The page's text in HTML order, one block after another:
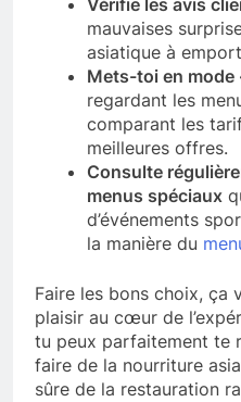
Vérifie les avis
mauvaises
asiatique à
Mets-toi en mode
regardant les
comparant les
meilleures offres.
Consulte
menus spéciaux
d’événements
la manière du
Faire les bons choix, ça
plaisir au cœur de
tu peux parfaitement te
faire de la nourriture
sûre de la restauration